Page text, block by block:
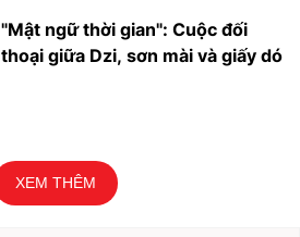
"Mật ngữ thời gian": Cuộc đối
thoại giữa Dzi, sơn mài và giấy dó
XEM THÊM